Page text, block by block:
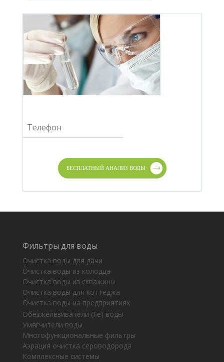
Фильтры для воды
Очистка воды для дачи
Очистка воды из колодца
Очистка воды из скважины
Очистка воды для коттеджа
Очистка воды на предприятиях
Обезжелезиватели (Fe) воды
Умягчители воды
Многофункциональные фильтры
Аэрация очистка сероводорода
Комплексные системы